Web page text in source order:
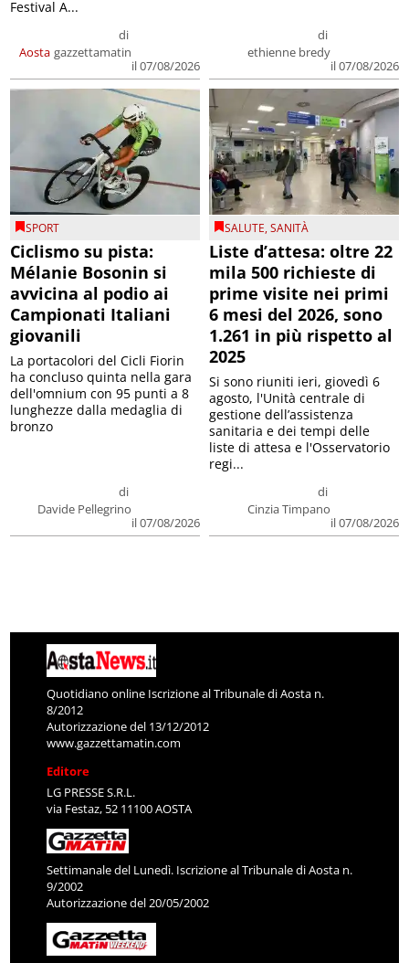
Aosta
di
gazzettamatin
il 07/08/2026
Festival A...
di
ethienne bredy
il 07/08/2026
SPORT
Ciclismo su pista:
Mélanie Bosonin si
avvicina al podio ai
Campionati Italiani
giovanili
di
Davide Pellegrino
il 07/08/2026
La portacolori del Cicli Fiorin
ha concluso quinta nella gara
dell'omnium con 95 punti a 8
lunghezze dalla medaglia di
bronzo
SALUTE,SANITÀ
Liste d’attesa: oltre 22
mila 500 richieste di
prime visite nei primi
6 mesi del 2026, sono
1.261 in più rispetto al
2025
di
Cinzia Timpano
il 07/08/2026
Si sono riuniti ieri, giovedì 6
agosto, l'Unità centrale di
gestione dell’assistenza
sanitaria e dei tempi delle
liste di attesa e l'Osservatorio
regi...
Quotidiano online Iscrizione al Tribunale di Aosta n.
8/2012
Autorizzazione del 13/12/2012
www.gazzettamatin.com
Editore
LG PRESSE S.R.L.
via Festaz, 52 11100 AOSTA
Settimanale del Lunedì. Iscrizione al Tribunale di Aosta n.
9/2002
Autorizzazione del 20/05/2002